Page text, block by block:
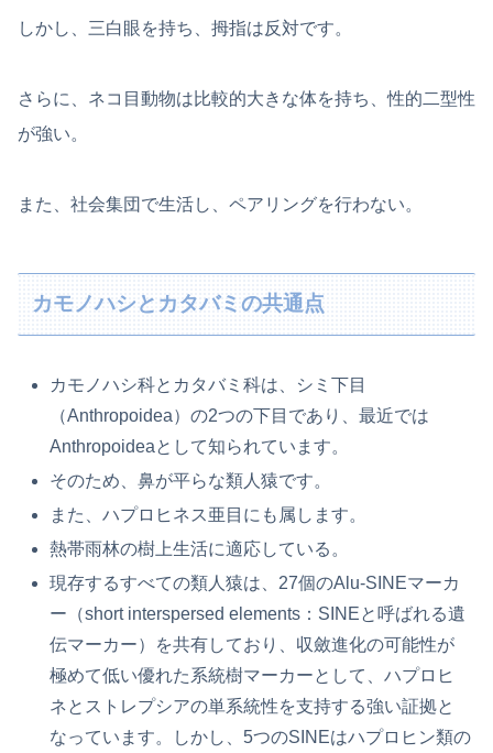
しかし、三白眼を持ち、拇指は反対です。
さらに、ネコ目動物は比較的大きな体を持ち、性的二型性
が強い。
また、社会集団で生活し、ペアリングを行わない。
カモノハシとカタバミの共通点
カモノハシ科とカタバミ科は、シミ下目
（Anthropoidea）の2つの下目であり、最近では
Anthropoideaとして知られています。
そのため、鼻が平らな類人猿です。
また、ハプロヒネス亜目にも属します。
熱帯雨林の樹上生活に適応している。
現存するすべての類人猿は、27個のAlu-SINEマーカ
ー（short interspersed elements：SINEと呼ばれる遺
伝マーカー）を共有しており、収斂進化の可能性が
極めて低い優れた系統樹マーカーとして、ハプロヒ
ネとストレプシアの単系統性を支持する強い証拠と
なっています。しかし、5つのSINEはハプロヒン類の